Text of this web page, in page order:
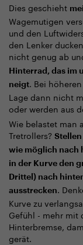
Dies geschieht
Wagemutigen
und den
den Lenker
nicht genug ab
Hinterrad, das im
neigt. Bei
Lage dann nicht
oder werden aus
Wie belastet man
Tretrollers?
wie möglich nach
in der Kurve den
Drittel) nach
ausstrecken.
Kurve zu
Gefühl - mehr mit
Hinterbremse,
gerät.